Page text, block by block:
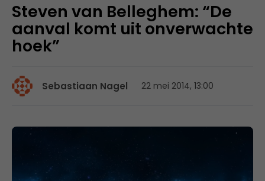
Steven van Belleghem: “De
aanval komt uit onverwachte
hoek”
Sebastiaan Nagel 22 mei 2014, 13:00